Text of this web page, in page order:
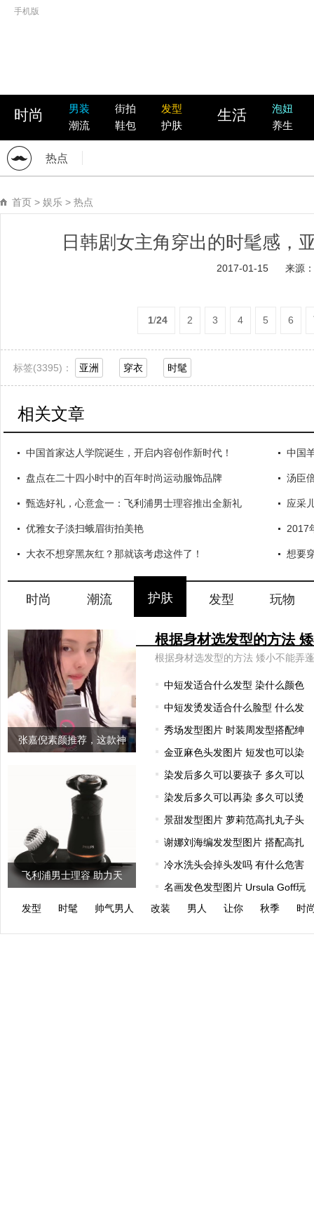
手机版
时尚 男装 街拍
发型
潮流
鞋包 护肤
生活
泡妞
养生
热点
首页 > 娱乐 > 热点
日韩剧女主角穿出的时髦感，
2017-01-15 来源
1/24 2 3 4 5 6
标签(3395)： 亚洲 穿衣 时髦
相关文章
中国首家达人学院诞生，开启内容创作新时代！ 中国
盘点在二十四小时中的百年时尚运动服饰品牌 汤臣
甄选好礼，心意盒一：飞利浦男士理容推出全新礼 应采
优雅女子淡扫蛾眉街拍美艳 2017
大衣不想穿黑灰红？那就该考虑这件了！ 想要
时尚 潮流 护肤 发型 玩物
张嘉倪素颜推荐，这款神
飞利浦男士理容 助力天
中短发适合什么发型 染什么颜色
中短发烫发适合什么脸型 什么发
秀场发型图片 时装周发型搭配绅
金亚麻色头发图片 短发也可以染
染发后多久可以要孩子 多久可以
染发后多久可以再染 多久可以烫
景甜发型图片 萝莉范高扎丸子头
谢娜刘海编发发型图片 搭配高扎
冷水洗头会掉头发吗 有什么危害
名画发色发型图片 Ursula Goff玩
发型
时髦 帅气男人 改装 男人 让你 秋季 时